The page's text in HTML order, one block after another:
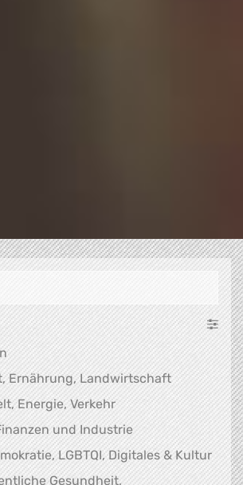
Alle anzeigen
Ernährung, Landwirtschaft
Energie, VerkehrKlima, Umwelt,
und IndustrieWirtschaft,
LGBTQI, Digitales & Kultur
Gesundheit,